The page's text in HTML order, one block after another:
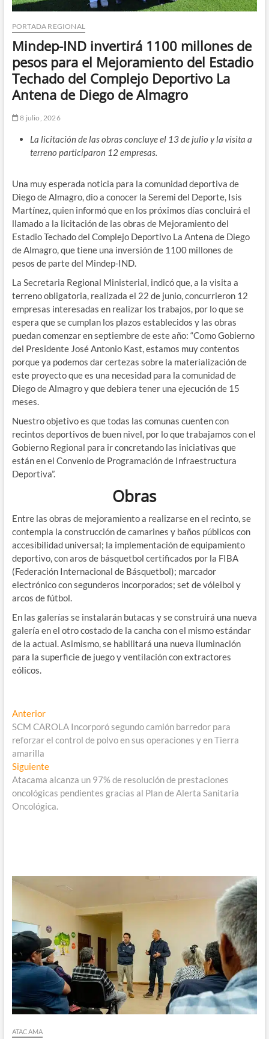
PORTADA REGIONAL
Mindep-IND invertirá 1100 millones de
pesos para el Mejoramiento del Estadio
Techado del Complejo Deportivo La
Antena de Diego de Almagro
8 julio, 2026
La licitación de las obras concluye el 13 de julio y la visita a
terreno participaron 12 empresas.
Una muy esperada noticia para la comunidad deportiva de
Diego de Almagro, dio a conocer la Seremi del Deporte, Isis
Martínez, quien informó que en los próximos días concluirá el
llamado a la licitación de las obras de Mejoramiento del
Estadio Techado del Complejo Deportivo La Antena de Diego
de Almagro, que tiene una inversión de 1100 millones de
pesos de parte del Mindep-IND.
La Secretaria Regional Ministerial, indicó que, a la visita a
terreno obligatoria, realizada el 22 de junio, concurrieron 12
empresas interesadas en realizar los trabajos, por lo que se
espera que se cumplan los plazos establecidos y las obras
puedan comenzar en septiembre de este año: “Como Gobierno
del Presidente José Antonio Kast, estamos muy contentos
porque ya podemos dar certezas sobre la materialización de
este proyecto que es una necesidad para la comunidad de
Diego de Almagro y que debiera tener una ejecución de 15
meses.
Nuestro objetivo es que todas las comunas cuenten con
recintos deportivos de buen nivel, por lo que trabajamos con el
Gobierno Regional para ir concretando las iniciativas que
están en el Convenio de Programación de Infraestructura
Deportiva”.
Obras
Entre las obras de mejoramiento a realizarse en el recinto, se
contempla la construcción de camarines y baños públicos con
accesibilidad universal; la implementación de equipamiento
deportivo, con aros de básquetbol certificados por la FIBA
(Federación Internacional de Básquetbol); marcador
electrónico con segunderos incorporados; set de vóleibol y
arcos de fútbol.
En las galerías se instalarán butacas y se construirá una nueva
galería en el otro costado de la cancha con el mismo estándar
de la actual. Asimismo, se habilitará una nueva iluminación
para la superficie de juego y ventilación con extractores
eólicos.
Navegación
de
entradas
AnteriorEntrada
anterior:
SCM CAROLA Incorporó segundo camión barredor para
reforzar el control de polvo en sus operaciones y en Tierra
amarilla
SiguienteEntrada
siguiente:
Atacama alcanza un 97% de resolución de prestaciones
oncológicas pendientes gracias al Plan de Alerta Sanitaria
Oncológica.
ATACAMA